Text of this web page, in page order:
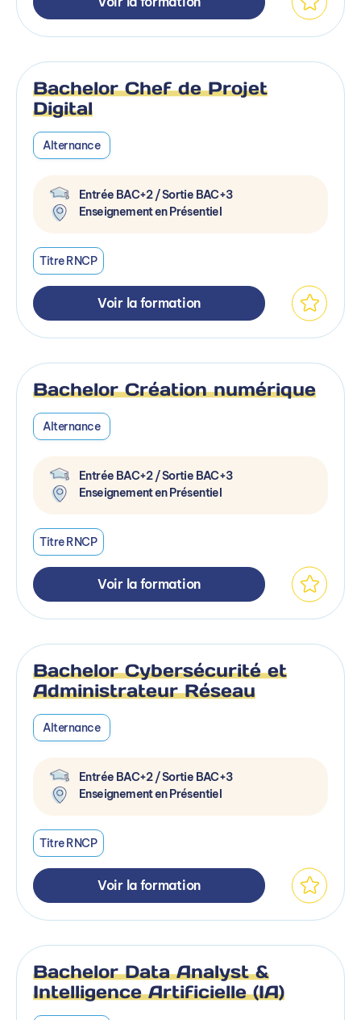
Bachelor Chef de Projet
Digital
Alternance
Entrée BAC+2 / Sortie BAC+3
Enseignement en Présentiel
Titre RNCP
Voir la formation
Bachelor Création numérique
Alternance
Entrée BAC+2 / Sortie BAC+3
Enseignement en Présentiel
Titre RNCP
Voir la formation
Bachelor Cybersécurité et
Administrateur Réseau
Alternance
Entrée BAC+2 / Sortie BAC+3
Enseignement en Présentiel
Titre RNCP
Voir la formation
Bachelor Data Analyst &
Intelligence Artificielle (IA)